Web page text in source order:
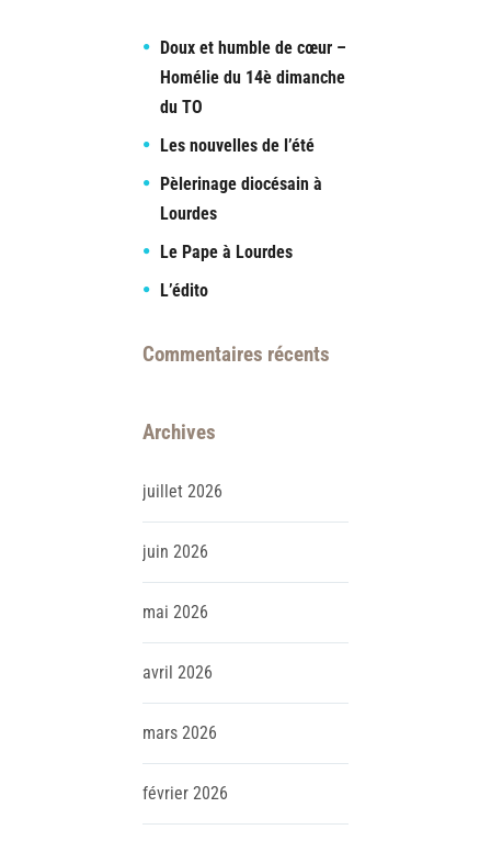
Doux et humble de cœur –
Homélie du 14è dimanche
du TO
Les nouvelles de l’été
Pèlerinage diocésain à
Lourdes
Le Pape à Lourdes
L’édito
Commentaires récents
Archives
juillet 2026
juin 2026
mai 2026
avril 2026
mars 2026
février 2026